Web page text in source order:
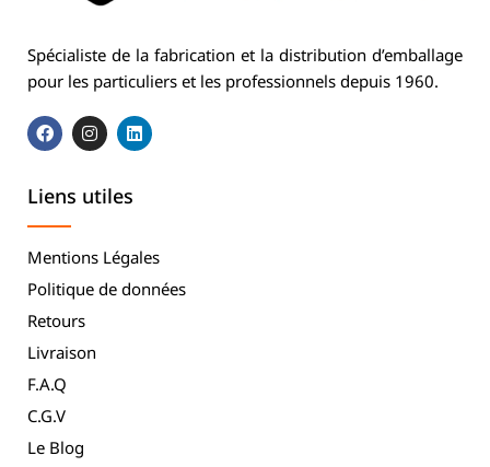
Spécialiste de la fabrication et la distribution d’emballage
pour les particuliers et les professionnels depuis 1960.
Liens utiles
Mentions Légales
Politique de données
Retours
Livraison
F.A.Q
C.G.V
Le Blog